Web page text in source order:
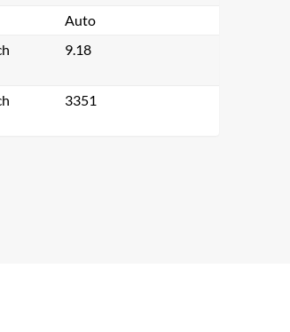
Auto
9.18
3351